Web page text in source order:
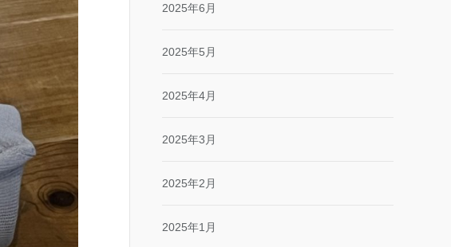
2025年6月
2025年5月
2025年4月
2025年3月
2025年2月
2025年1月